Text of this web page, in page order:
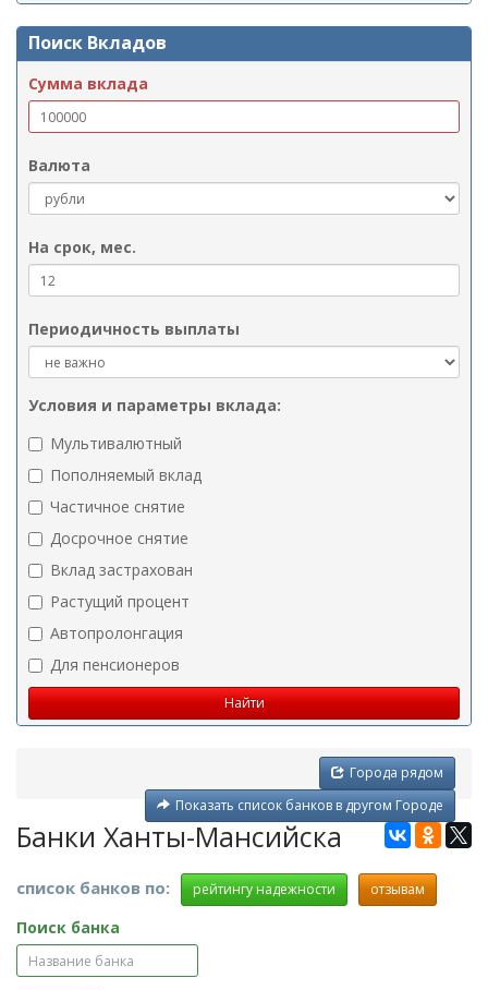
Поиск Вкладов
Сумма вклада
Валюта
На срок, мес.
Периодичность выплаты
Условия и параметры вклада:
Мультивалютный
Пополняемый вклад
Частичное снятие
Досрочное снятие
Вклад застрахован
Растущий процент
Автопролонгация
Для пенсионеров
Города рядом
Показать список банков в другом Городе
Банки Ханты-Мансийска
список банков по: рейтингу надежности отзывам
Поиск банка